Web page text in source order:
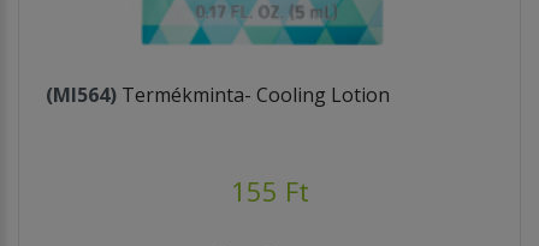
(MI564) Termékminta- Cooling Lotion
155 Ft